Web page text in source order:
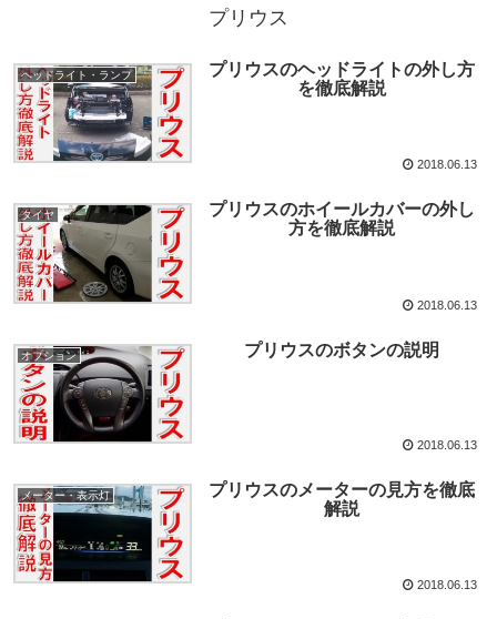
プリウス
ヘッドライト・ランプ
プリウスのヘッドライトの外し方
を徹底解説
2018.06.13
タイヤ
プリウスのホイールカバーの外し
方を徹底解説
2018.06.13
オプション プリウスのボタンの説明
2018.06.13
メーター・表示灯
プリウスのメーターの見方を徹底
解説
2018.06.13